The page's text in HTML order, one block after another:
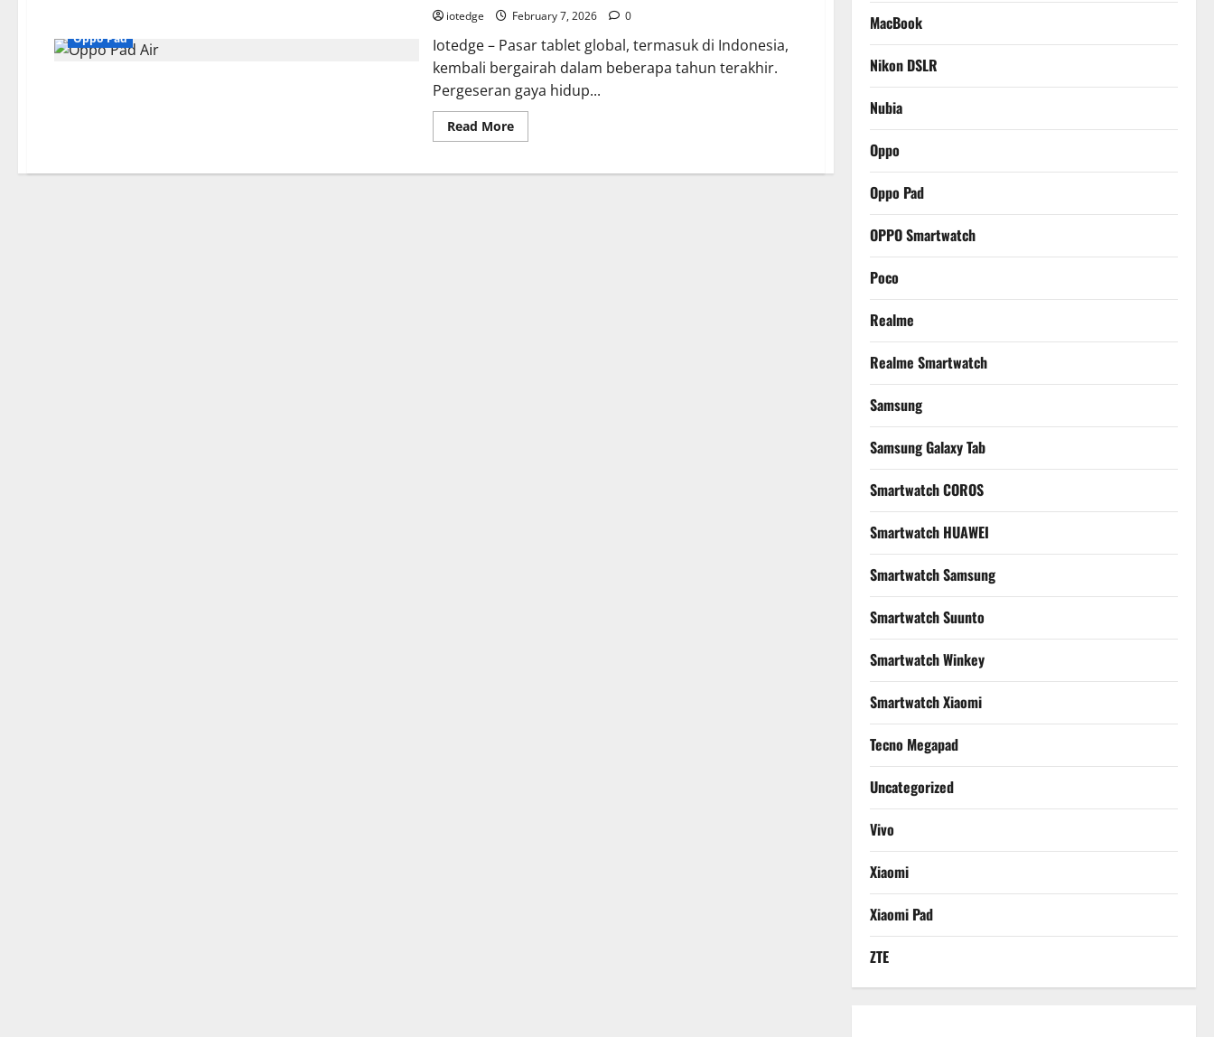
8
Inci
Terbaik
untuk
Teman
Belajar
Anak
Oppo Pad
iotedge February 7, 2026 0
Iotedge – Pasar tablet global, termasuk di Indonesia,
kembali bergairah dalam beberapa tahun terakhir.
Pergeseran gaya hidup...
Read MoreRead
more
Pad
MacBook
Nikon DSLR
Nubia
Oppo
Oppo Pad
OPPO Smartwatch
Poco
Realme
Realme Smartwatch
Samsung
Samsung Galaxy Tab
Smartwatch COROS
Smartwatch HUAWEI
Smartwatch Samsung
Smartwatch Suunto
Smartwatch Winkey
Smartwatch Xiaomi
Tecno Megapad
Uncategorized
Vivo
Xiaomi
Xiaomi Pad
ZTE